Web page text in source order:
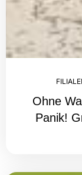
Ohne
Panik!